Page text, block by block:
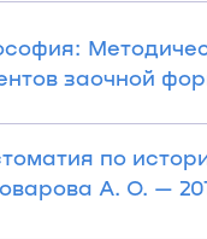
заочной
по
А. О. —